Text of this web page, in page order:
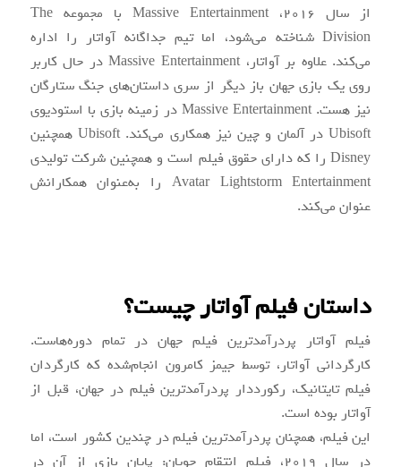
از سال ۲۰۱۶، Massive Entertainment با مجموعه The
Division شناخته می‌شود، اما تیم جداگانه آواتار را اداره
می‌کند. علاوه بر آواتار، Massive Entertainment در حال کاربر
روی یک بازی جهان باز دیگر از سری داستان‌های جنگ ستارگان
نیز هست. Massive Entertainment در زمینه بازی با استودیوی
Ubisoft در آلمان و چین نیز همکاری می‌کند. Ubisoft همچنین
Disney را که دارای حقوق فیلم است و همچنین شرکت تولیدی
Avatar Lightstorm Entertainment را به‌عنوان همکارانش
عنوان می‌کند.
داستان فیلم آواتار چیست؟
فیلم آواتار پردرآمدترین فیلم جهان در تمام دوره‌هاست.
کارگردانی آواتار، توسط جیمز کامرون انجام‌شده که کارگردان
فیلم تایتانیک، رکورددار پردرآمدترین فیلم در جهان، قبل از
آواتار بوده است.
این فیلم، همچنان پردرآمدترین فیلم در چندین کشور است، اما
در سال ۲۰۱۹، فیلم انتقام جویان: پایان بازی از آن در